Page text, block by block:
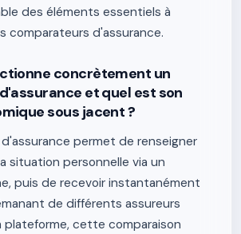
des éléments essentiels à
comparateurs d'assurance.
concrètement un
et quel est son
sous jacent ?
permet de renseigner
situation personnelle via un
puis de recevoir instantanément
de différents assureurs
plateforme, cette comparaison